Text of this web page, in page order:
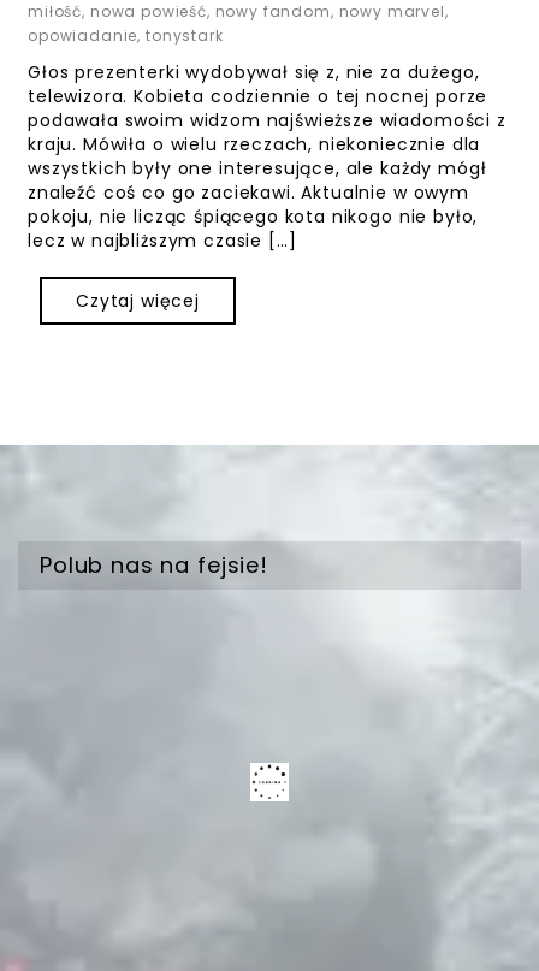
miłość, nowa powieść, nowy fandom, nowy marvel,
opowiadanie,tonystark
Głos prezenterki wydobywał się z, nie za dużego,
telewizora. Kobieta codziennie o tej nocnej porze
podawała swoim widzom najświeższe wiadomości z
kraju. Mówiła o wielu rzeczach, niekoniecznie dla
wszystkich były one interesujące, ale każdy mógł
znaleźć coś co go zaciekawi. Aktualnie w owym
pokoju, nie licząc śpiącego kota nikogo nie było,
lecz w najbliższym czasie […]
Czytaj więcej
Polub nas na fejsie!